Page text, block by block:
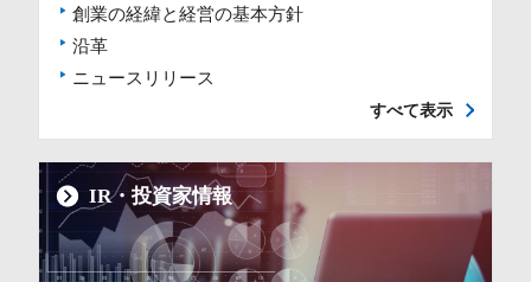
創業の経緯と経営の基本方針
沿革
ニュースリリース
すべて表示
IR・投資家情報